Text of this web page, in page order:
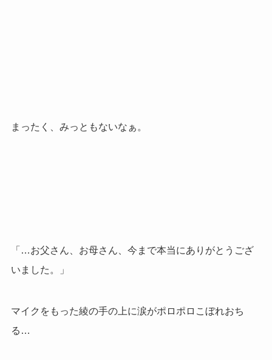
まったく、みっともないなぁ。
「…お父さん、お母さん、今まで本当にありがとうござ
いました。」
マイクをもった綾の手の上に涙がポロポロこぼれおち
る…